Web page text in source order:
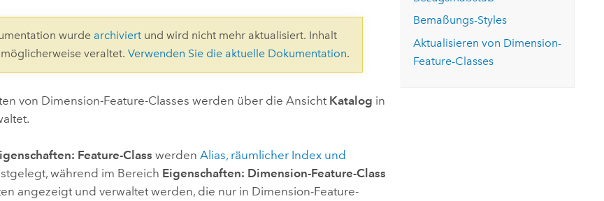
aktivieren Sie eine kostenfreie Testversion.
ArcGIS Pro erkunden
Infrastrukturmanagement erkunden
Den Kurs erkunden
Geoinformationen
Die Story lesen
wurde archiviert und wird nicht mehr aktualisiert. Inhalt
möglicherweise veraltet.Verwenden Sie die aktuelle Dokumentation.
von Dimension-Feature-Classes werden über die Ansicht Katalog in
Feature-Class werdenAlias, räumlicher Index und
während im Bereich Eigenschaften: Dimension-Feature-Class
angezeigt und verwaltet werden, die nur in Dimension-Feature-
Bemaßungs-Styles
Aktualisieren von Dimension-
Feature-Classes